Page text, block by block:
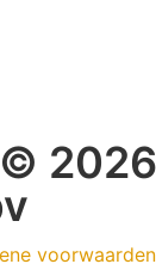
2026
voorwaarden